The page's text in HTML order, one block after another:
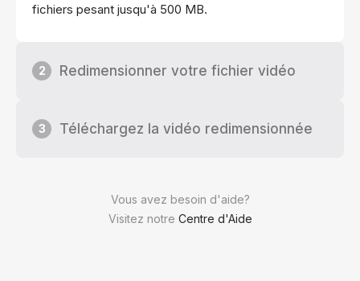
Vous avez besoin d'aide?
Visitez notre Centre d'Aide
fichiers pesant jusqu'à 500 MB.
2 Redimensionner votre fichier vidéo
3 Téléchargez la vidéo redimensionnée